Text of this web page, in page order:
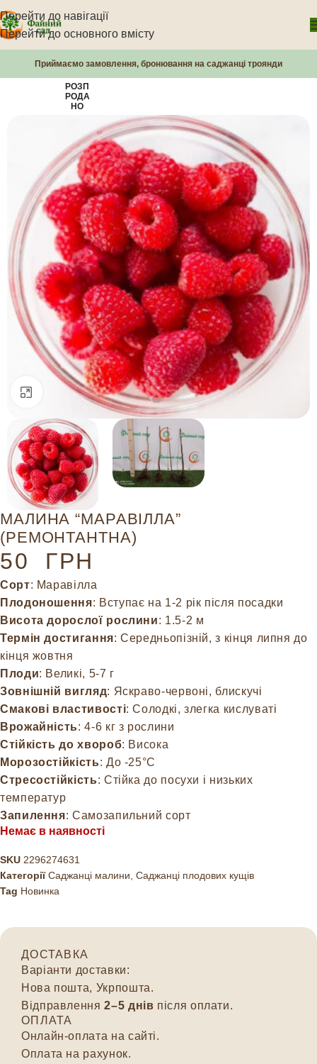
Перейти до навігації
Перейти до основного вмісту
Приймаємо замовлення, бронювання на саджанці троянди
РОЗП
РОДА
НО
Натисніть, щоб збільшити
МАЛИНА “МАРАВІЛЛА”
(РЕМОНТАНТНА)
50 ГРН
Сорт: Маравілла
Плодоношення: Вступає на 1-2 рік після посадки
Висота дорослої рослини: 1.5-2 м
Термін достигання: Середньопізній, з кінця липня до
кінця жовтня
Плоди: Великі, 5-7 г
Зовнішній вигляд: Яскраво-червоні, блискучі
Смакові властивості: Солодкі, злегка кислуваті
Врожайність: 4-6 кг з рослини
Стійкість до хвороб: Висока
Морозостійкість: До -25°C
Стресостійкість: Стійка до посухи і низьких
температур
Запилення: Самозапильний сорт
Немає в наявності
SKU 2296274631
Категорії Саджанці малини, Саджанці плодових кущів
Tag Новинка
ДОСТАВКА
Варіанти доставки:
Нова пошта, Укрпошта.
Відправлення2–5 днів після оплати.
ОПЛАТА
Онлайн-оплата на сайті.
Оплата на рахунок.